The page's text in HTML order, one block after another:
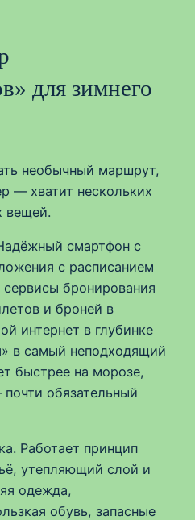
для зимнего
необычный маршрут,
— хватит нескольких
вещей.
смартфон с
с расписанием
бронирования
и броней в
интернет в глубинке
в самый неподходящий
быстрее на морозе,
обязательный
Работает принцип
утепляющий слой и
одежда,
обувь, запасные